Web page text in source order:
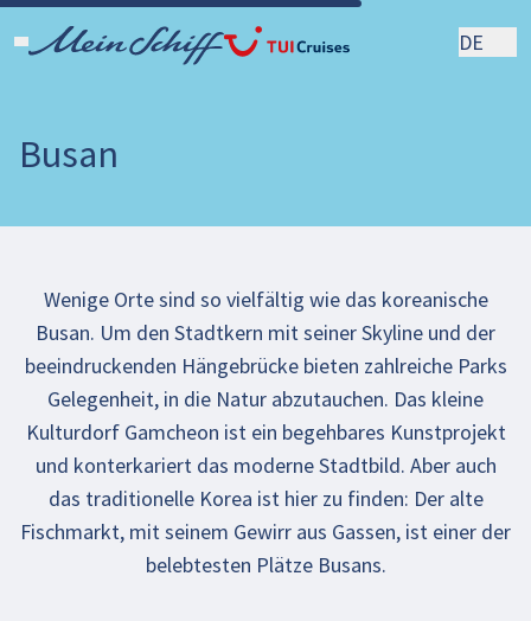
DE
Busan
Wenige Orte sind so vielfältig wie das koreanische
Busan. Um den Stadtkern mit seiner Skyline und der
beeindruckenden Hängebrücke bieten zahlreiche Parks
Gelegenheit, in die Natur abzutauchen. Das kleine
Kulturdorf Gamcheon ist ein begehbares Kunstprojekt
und konterkariert das moderne Stadtbild. Aber auch
das traditionelle Korea ist hier zu finden: Der alte
Fischmarkt, mit seinem Gewirr aus Gassen, ist einer der
belebtesten Plätze Busans.